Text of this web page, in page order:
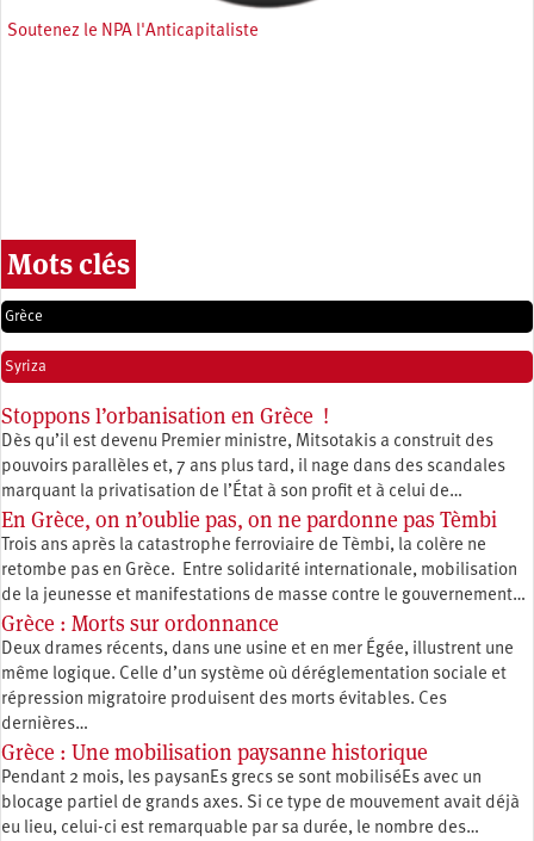
Soutenez le NPA l'Anticapitaliste
Mots clés
Grèce
Syriza
Stoppons l’orbanisation en Grèce !
Dès qu’il est devenu Premier ministre, Mitsotakis a construit des
pouvoirs parallèles et, 7 ans plus tard, il nage dans des scandales
marquant la privatisation de l’État à son profit et à celui de…
En Grèce, on n’oublie pas, on ne pardonne pas Tèmbi
Trois ans après la catastrophe ferroviaire de Tèmbi, la colère ne
retombe pas en Grèce. Entre solidarité internationale, mobilisation
de la jeunesse et manifestations de masse contre le gouvernement…
Grèce : Morts sur ordonnance
Deux drames récents, dans une usine et en mer Égée, illustrent une
même logique. Celle d’un système où déréglementation sociale et
répression migratoire produisent des morts évitables. Ces
dernières…
Grèce : Une mobilisation paysanne historique
Pendant 2 mois, les paysanEs grecs se sont mobiliséEs avec un
blocage partiel de grands axes. Si ce type de mouvement avait déjà
eu lieu, celui-ci est remarquable par sa durée, le nombre des…